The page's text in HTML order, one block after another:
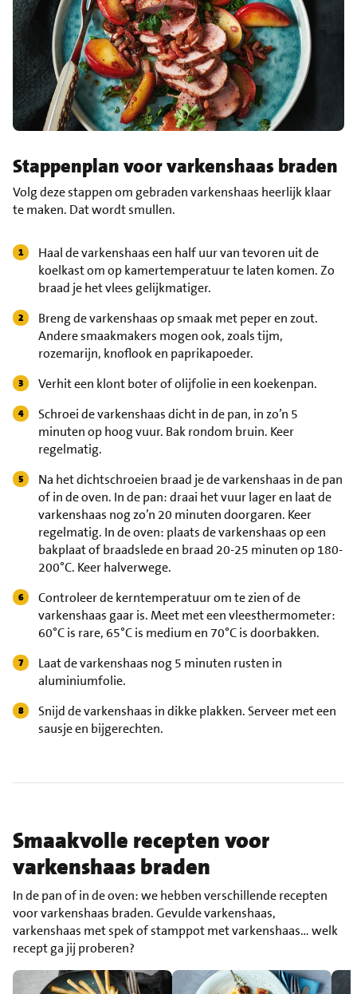
Stappenplan voor varkenshaas braden
Volg deze stappen om gebraden varkenshaas heerlijk klaar
te maken. Dat wordt smullen.
Haal de varkenshaas een half uur van tevoren uit de
koelkast om op kamertemperatuur te laten komen. Zo
braad je het vlees gelijkmatiger.
Breng de varkenshaas op smaak met peper en zout.
Andere smaakmakers mogen ook, zoals tijm,
rozemarijn, knoflook en paprikapoeder.
Verhit een klont boter of olijfolie in een koekenpan.
Schroei de varkenshaas dicht in de pan, in zo’n 5
minuten op hoog vuur. Bak rondom bruin. Keer
regelmatig.
Na het dichtschroeien braad je de varkenshaas in de pan
of in de oven. In de pan: draai het vuur lager en laat de
varkenshaas nog zo’n 20 minuten doorgaren. Keer
regelmatig. In de oven: plaats de varkenshaas op een
bakplaat of braadslede en braad 20-25 minuten op 180-
200°C. Keer halverwege.
Controleer de kerntemperatuur om te zien of de
varkenshaas gaar is. Meet met een vleesthermometer:
60°C is rare, 65°C is medium en 70°C is doorbakken.
Laat de varkenshaas nog 5 minuten rusten in
aluminiumfolie.
Snijd de varkenshaas in dikke plakken. Serveer met een
sausje en bijgerechten.
Smaakvolle recepten voor
varkenshaas braden
In de pan of in de oven: we hebben verschillende recepten
voor varkenshaas braden. Gevulde varkenshaas,
varkenshaas met spek of stamppot met varkenshaas… welk
recept ga jij proberen?